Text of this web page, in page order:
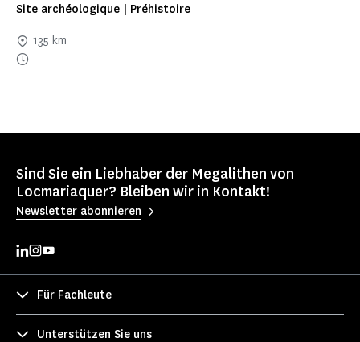
Site archéologique | Préhistoire
135 km
Sind Sie ein Liebhaber der Megalithen von
Locmariaquer? Bleiben wir in Kontakt!
Newsletter abonnieren
Für Fachleute
Unterstützen Sie uns